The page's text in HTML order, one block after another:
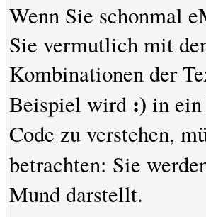
Wenn Sie schonmal
Sie vermutlich mit
Kombinationen der
Beispiel wird :) in
Code zu verstehen,
betrachten: Sie
Mund darstellt.